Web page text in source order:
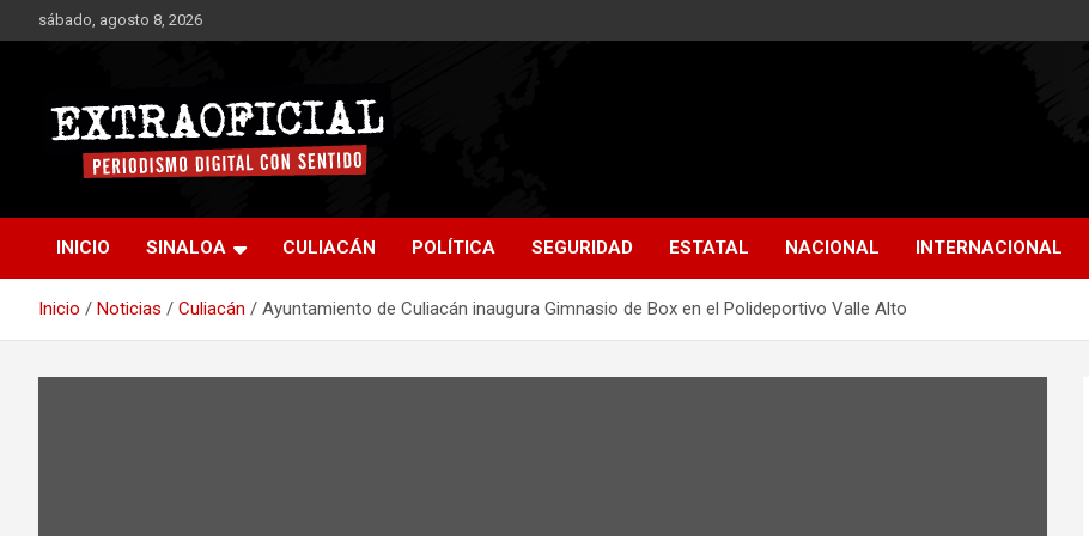
al
sábado, agosto 8, 2026
Extraoficial
INICIO SINALOA CULIACÁN POLÍTICA SEGURIDAD ESTATAL NACIONAL INTERNACIONAL
Inicio Noticias Culiacán Ayuntamiento de Culiacán inaugura Gimnasio de Box en el Polideportivo Valle Alto